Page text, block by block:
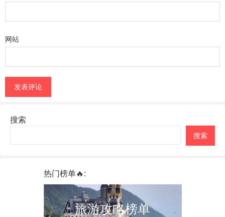
网站
搜索
搜索
热门榜单🔥:
旅游攻略榜单